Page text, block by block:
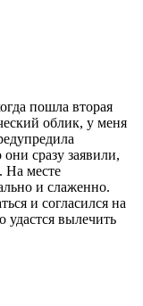
пошла вторая
облик, у меня
сразу заявили,
На месте
и слаженно.
и согласился на
удастся вылечить